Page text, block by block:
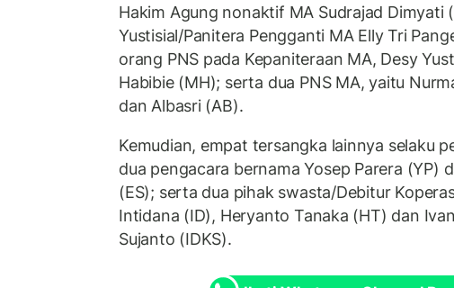
Hakim Agung nonaktif MA Sudrajad Dimyati
Yustisial/Panitera Pengganti MA Elly Tri
orang PNS pada Kepaniteraan MA, Desy
Habibie (MH); serta dua PNS MA, yaitu
dan Albasri (AB).
Kemudian, empat tersangka lainnya selaku
dua pengacara bernama Yosep Parera (YP)
(ES); serta dua pihak swasta/Debitur
Intidana (ID), Heryanto Tanaka (HT) dan
Sujanto (IDKS).